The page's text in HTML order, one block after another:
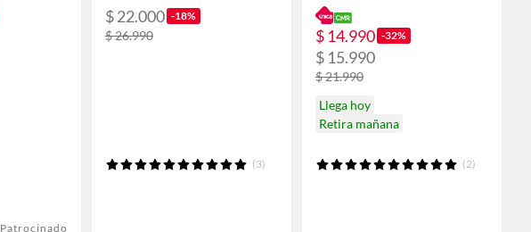
Patrocinado
$ 22.000 -18%
$ 26.990
(3)
$ 14.990 -32%
$ 15.990
$ 21.990
Llega hoy
Retira mañana
(2)